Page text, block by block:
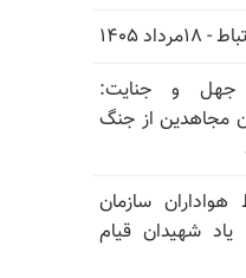
۱۴۰۵
جهل و جنایت:
مجاهدین از جنگ
سازمان
شهیدان قیام